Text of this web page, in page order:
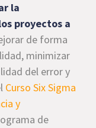
la
proyectos a
de forma
minimizar
del error y
Curso Six Sigma
y
de